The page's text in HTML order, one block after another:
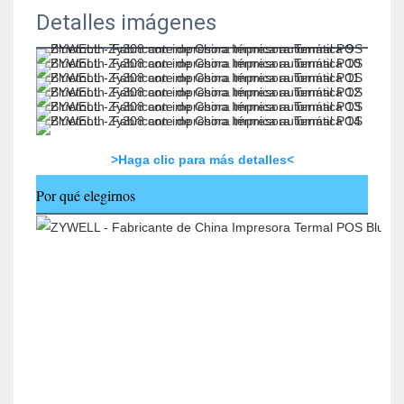
Detalles imágenes
>Haga clic para más detalles<
Por qué elegirnos